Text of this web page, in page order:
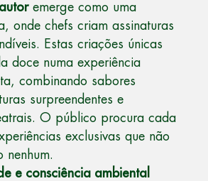
emerge como uma
onde chefs criam assinaturas
Estas criações únicas
doce numa experiência
combinando sabores
surpreendentes e
O público procura cada
exclusivas que não
nenhum.
e consciência ambiental